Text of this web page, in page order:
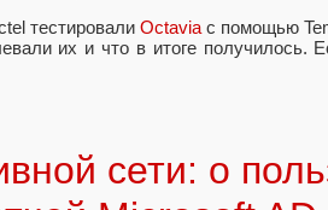
тестировали Octavia с помощью
их и что в итоге получилось.
сети: о